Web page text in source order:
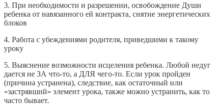
3. При необходимости и разрешении, освобождение Души
ребенка от навязанного ей контракта, снятие энергетических
блоков
4. Работа с убеждениями родителя, приведшими к такому
уроку
5. Выяснение возможности исцеления ребенка. Любой недуг
дается не ЗА что-то, а ДЛЯ чего-то. Если урок пройден
(причина устранена), следствие, как остаточный или
«застрявший» элемент урока, также можно устранить, как то
часто бывает.